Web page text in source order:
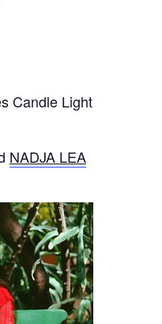
Candle Light
NADJA LEA